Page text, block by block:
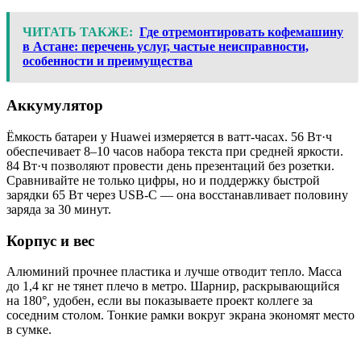
ЧИТАТЬ ТАКЖЕ: Где отремонтировать кофемашину
в Астане: перечень услуг, частые неисправности,
особенности и преимущества
Аккумулятор
Ёмкость батареи у Huawei измеряется в ватт-часах. 56 Вт·ч
обеспечивает 8–10 часов набора текста при средней яркости.
84 Вт·ч позволяют провести день презентаций без розетки.
Сравнивайте не только цифры, но и поддержку быстрой
зарядки 65 Вт через USB-C — она восстанавливает половину
заряда за 30 минут.
Корпус и вес
Алюминий прочнее пластика и лучше отводит тепло. Масса
до 1,4 кг не тянет плечо в метро. Шарнир, раскрывающийся
на 180°, удобен, если вы показываете проект коллеге за
соседним столом. Тонкие рамки вокруг экрана экономят место
в сумке.